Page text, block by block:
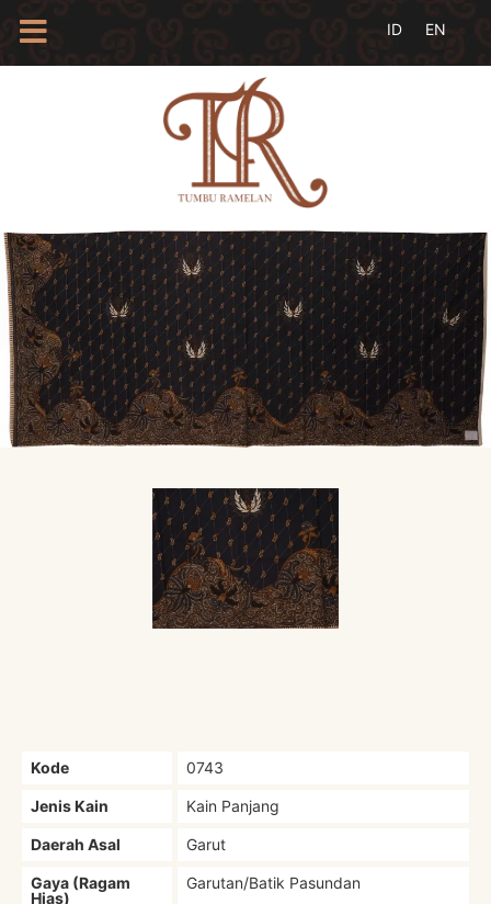
PROFIL
INSAN
BATIK
KAMUS
BATIK
KATALOG
BATIK
TANYA
JAWAB
Kode 0743
Jenis Kain Kain Panjang
Daerah Asal Garut
Gaya (Ragam
Hias)
Garutan/Batik Pasundan